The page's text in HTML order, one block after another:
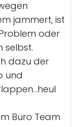
jammert, ist
oder
selbst.
dazu der
und
Büro Team